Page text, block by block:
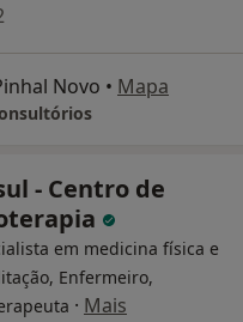
Novo • Mapa
- Centro de
em medicina física e
Enfermeiro,
· Mais